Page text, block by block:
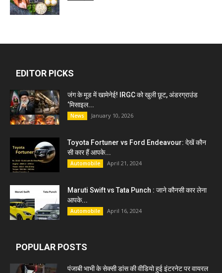
EDITOR PICKS
जंग के मूड में खामेनेई! IRGC को खुली छूट, अंडरग्राउंड
‘मिसाइल...
News January 10, 2026
Toyota Fortuner vs Ford Endeavour: देखें कौन
सी कार हैं आपके...
Automobile April 21, 2024
Maruti Swift vs Tata Punch : जाने कौनसी कार लेना
आपके...
Automobile April 16, 2024
POPULAR POSTS
पंजाबी भाभी के सेक्सी डांस की वीडियो हुई इंटरनेट पर वायरल